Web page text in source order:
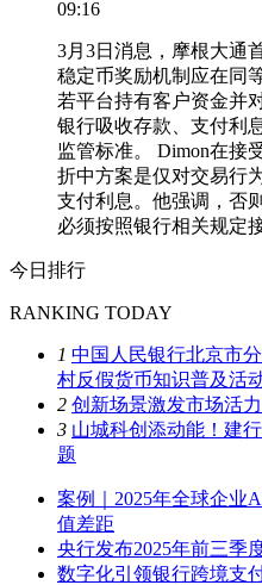
09:16
3月3日消息，摩根大通
稳定币奖励机制应在同
若平台持有客户资金并
银行吸收存款、支付利
监管标准。 Dimon在接
折中方案是仅对交易行
支付利息。他强调，否
必须按照银行相关规定
今日排行
RANKING TODAY
1 中国人民银行北京市
村反假货币知识普及活
2 创新场景激发市场活
3 山城科创添动能！建
题
案例｜2025年全球企业
值差距
央行发布2025年前三季
数字化引领银行跨境支